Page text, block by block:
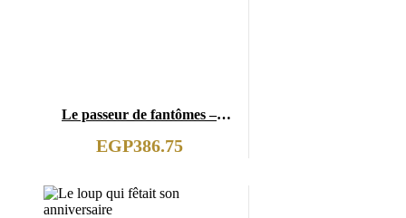
Le passeur de fantômes –
EGP386.75